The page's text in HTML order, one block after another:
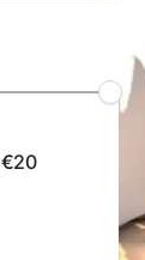
€20